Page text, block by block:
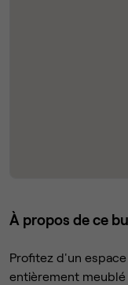
À propos de ce
Profitez d'un
entièrement